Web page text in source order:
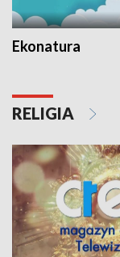
Ekonatura
RELIGIA